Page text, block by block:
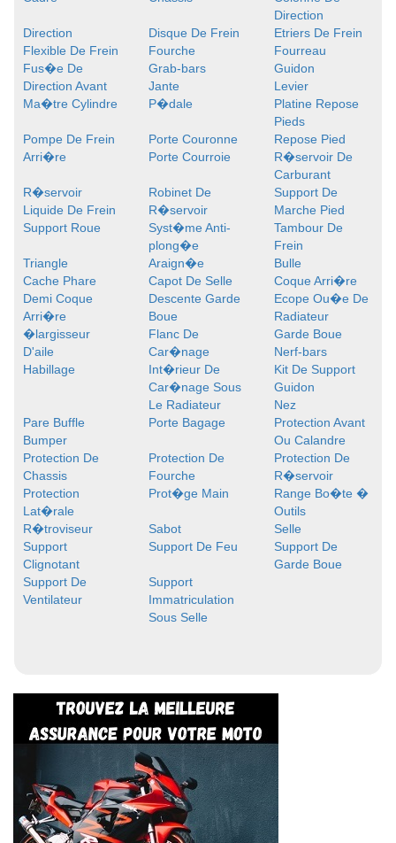
Direction
Direction
Disque De Frein
Etriers De Frein
Flexible De Frein
Fourche
Fourreau
Fus�e De
Direction Avant
Grab-bars
Guidon
Jante
Levier
Ma�tre Cylindre
P�dale
Platine Repose
Pieds
Pompe De Frein
Arri�re
Porte Couronne
Porte Courroie
Repose Pied
R�servoir De
Carburant
R�servoir
Liquide De Frein
Robinet De
R�servoir
Support De
Marche Pied
Support Roue
Syst�me Anti-
plong�e
Tambour De
Frein
Triangle
Araign�e
Bulle
Cache Phare
Capot De Selle
Coque Arri�re
Demi Coque
Arri�re
Descente Garde
Boue
Ecope Ou�e De
Radiateur
�largisseur
D'aile
Flanc De
Car�nage
Garde Boue
Nerf-bars
Habillage
Int�rieur De
Car�nage Sous
Le Radiateur
Kit De Support
Guidon
Nez
Pare Buffle
Bumper
Porte Bagage
Protection Avant
Ou Calandre
Protection De
Chassis
Protection De
Fourche
Protection De
R�servoir
Protection
Lat�rale
Prot�ge Main
Range Bo�te �
Outils
R�troviseur
Sabot
Selle
Support
Clignotant
Support De Feu
Support De
Garde Boue
Support De
Ventilateur
Support
Immatriculation
Sous Selle